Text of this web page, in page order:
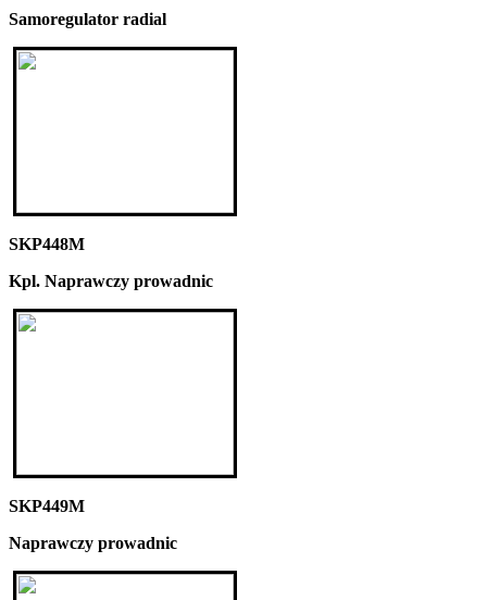
Samoregulator radial
SKP448M
Kpl. Naprawczy prowadnic
SKP449M
Naprawczy prowadnic